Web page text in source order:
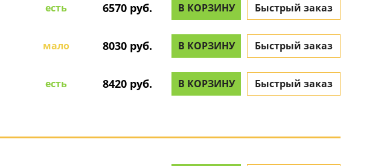
есть 6570 руб. В КОРЗИНУ Быстрый заказ
мало 8030 руб. В КОРЗИНУ Быстрый заказ
есть 8420 руб. В КОРЗИНУ Быстрый заказ